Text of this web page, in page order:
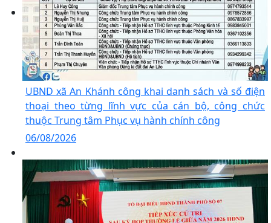
UBND xã An Khánh công khai danh sách và số điện
thoại theo từng lĩnh vực của cán bộ, công chức
thuộc Trung tâm Phục vụ hành chính công
06/08/2026